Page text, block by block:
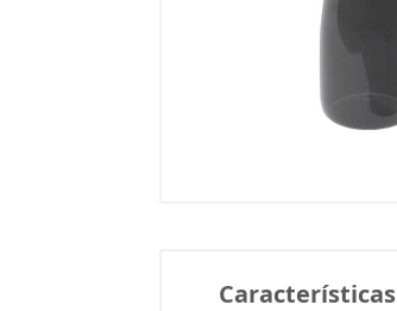
Características